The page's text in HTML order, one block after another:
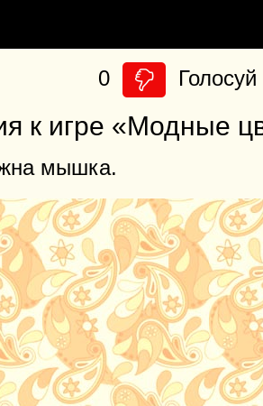
0 Голосуй
к игре «Модные
мышка.